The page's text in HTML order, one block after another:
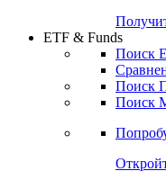
ETF & Funds
Поиск
Поиск
Поиск